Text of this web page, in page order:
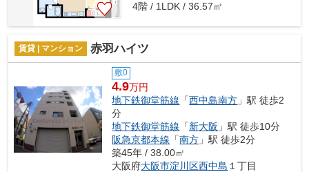
4階 / 1LDK / 36.57㎡
賃貸 | マンション 赤羽ハイツ
敷0
4.9万円
地下鉄御堂筋線 「西中島南方 」駅 徒歩2
分
地下鉄御堂筋線 「新大阪 」駅 徒歩10分
阪急京都本線 「南方 」駅 徒歩2分
築45年 / 38.00㎡
大阪府大阪市淀川区西中島 １丁目